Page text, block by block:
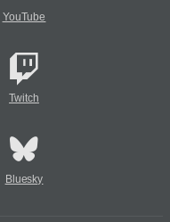
YouTube
Twitch
Bluesky